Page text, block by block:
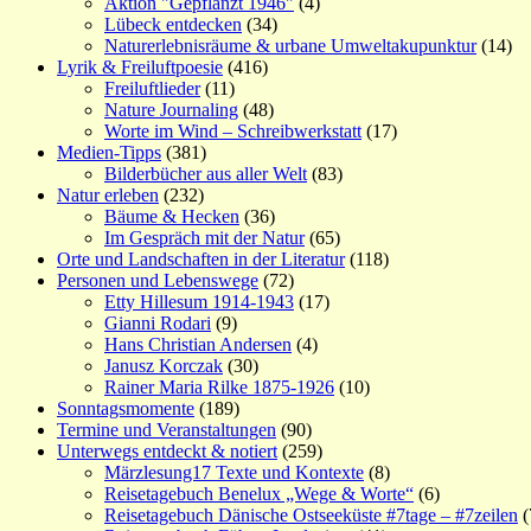
Lübeck entdecken (34)
Naturerlebnisräume & urbane Umweltakupunktur(14)
Lyrik & Freiluftpoesie (416)
Freiluftlieder(11)
Nature Journaling (48)
Worte im Wind – Schreibwerkstatt (17)
Medien-Tipps (381)
Bilderbücher aus aller Welt (83)
Natur erleben (232)
Bäume & Hecken (36)
Im Gespräch mit der Natur(65)
Orte und Landschaften in der Literatur(118)
Personen und Lebenswege (72)
Etty Hillesum 1914-1943 (17)
Gianni Rodari (9)
Hans Christian Andersen (4)
Janusz Korczak (30)
Rainer Maria Rilke 1875-1926 (10)
Sonntagsmomente (189)
Termine und Veranstaltungen (90)
Unterwegs entdeckt & notiert (259)
Märzlesung17 Texte und Kontexte (8)
Reisetagebuch Benelux „Wege & Worte“ (6)
Reisetagebuch Dänische Ostseeküste #7tage – #7zeilen